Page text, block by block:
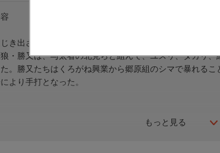
もっと見る
き出された一匹狼の与太者が、組織に挑みかかる様を痛
・勝又は、与太者の北見らと組んで、ユスリ、タカリ
。勝又たちはくろがね興業から郷原組のシマで暴れる
より手打となった。